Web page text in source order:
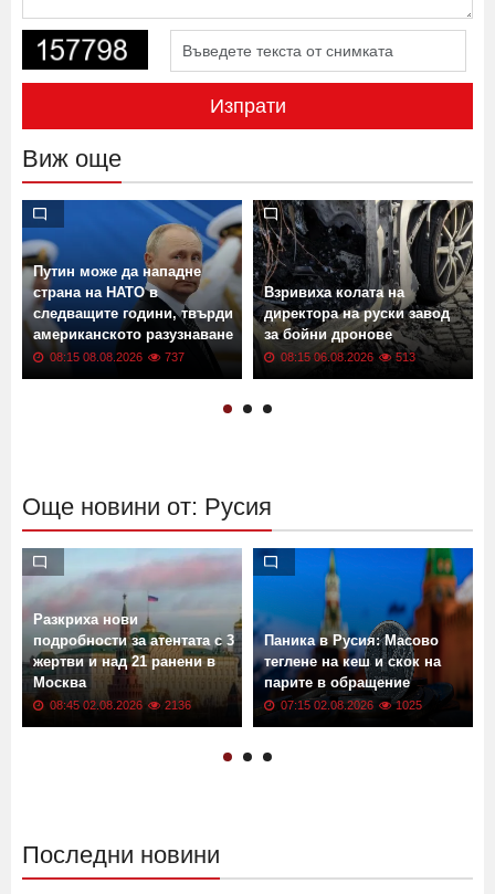
Изпрати
Виж още
Путин може да нападне
страна на НАТО в
следващите години, твърди
американското разузнаване
08:15 08.08.2026 737
Взривиха колата на
директора на руски завод
за бойни дронове
08:15 06.08.2026 513
Още новини от: Русия
Разкриха нови
подробности за атентата с 3
жертви и над 21 ранени в
Москва
08:45 02.08.2026 2136
Паника в Русия: Масово
теглене на кеш и скок на
парите в обращение
07:15 02.08.2026 1025
Последни новини